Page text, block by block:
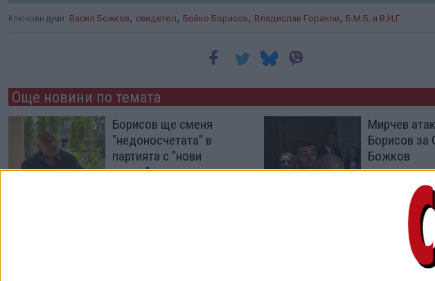
Ключови думи: Васил Божков , свидетел , Бойко Борисов , Владислав Горанов , Б.М.Б. и В.И.Г
Още новини по темата
Борисов ще сменя
"недоносчетата" в
партията с "нови
умове"
Мирчев
Борисов за
Божков
03 Авг. 2026
ГЕРБ дава